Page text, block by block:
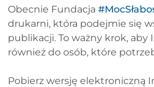
Obecnie Fundacja
drukarni, która podejmie się
publikacji. To ważny krok, aby
również do osób, które
Pobierz wersję elektroniczną